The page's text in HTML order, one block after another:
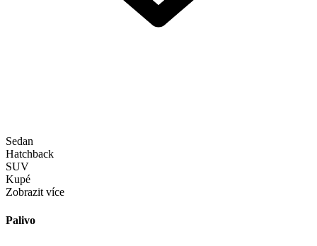
Sedan
Hatchback
SUV
Kupé
Zobrazit více
Palivo